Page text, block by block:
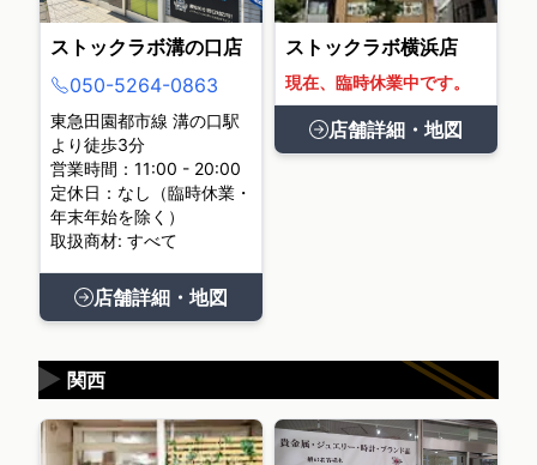
ストックラボ溝の口店
050-5264-0863
東急田園都市線 溝の口駅
より徒歩3分
営業時間：11:00 - 20:00
定休日：なし（臨時休業・
年末年始を除く）
取扱商材: すべて
店舗詳細・地図
ストックラボ横浜店
現在、臨時休業中です。
店舗詳細・地図
関西
▶